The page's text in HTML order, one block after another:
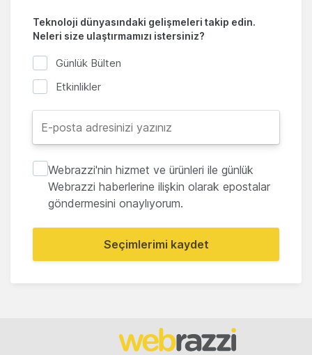
Teknoloji dünyasındaki gelişmeleri takip edin.
Neleri size ulaştırmamızı istersiniz?
Günlük Bülten
Etkinlikler
Webrazzi'nin hizmet ve ürünleri ile günlük
Webrazzi haberlerine ilişkin olarak epostalar
göndermesini onaylıyorum.
Seçimlerimi kaydet